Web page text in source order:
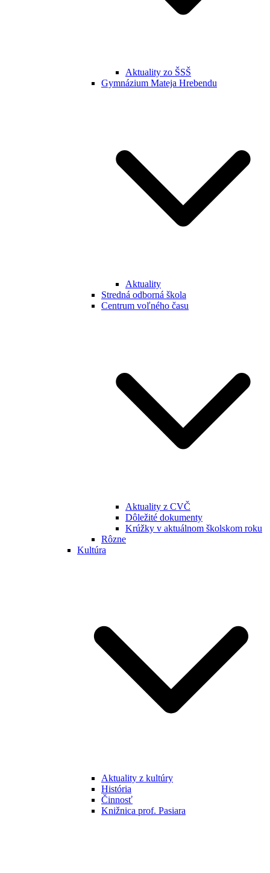
Aktuality zo ŠSŠ
Gymnázium Mateja Hrebendu
Aktuality
Stredná odborná škola
Centrum voľného času
Aktuality z CVČ
Dôležité dokumenty
Krúžky v aktuálnom školskom roku
Rôzne
Kultúra
Aktuality z kultúry
História
Činnosť
Knižnica prof. Pasiara